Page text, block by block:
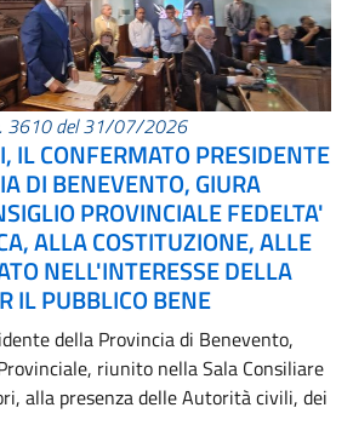
3610 del 31/07/2026
IL CONFERMATO PRESIDENTE
DI BENEVENTO, GIURA
PROVINCIALE FEDELTA'
ALLA COSTITUZIONE, ALLE
NELL'INTERESSE DELLA
IL PUBBLICO BENE
della Provincia di Benevento,
riunito nella Sala Consiliare
alla presenza delle Autorità civili, dei